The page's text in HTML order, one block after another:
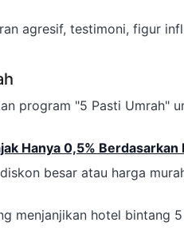
agresif, testimoni, figur
program "5 Pasti Umrah"
Hanya 0,5% Berdasarkan
besar atau harga
menjanjikan hotel bintang